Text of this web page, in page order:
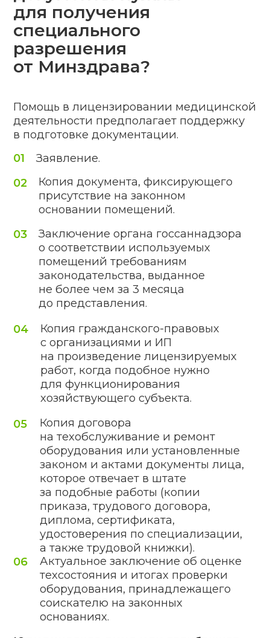
6
Направление пакета документов
в уполномоченный госорган
Почему стоит обращаться
к нам?
Сотрудничество исключительно по
Сопровождение всего процесса —
от первичной консультации
до получения специального
разрешения.
Разумная ценовая политика.
Наша компания – это весомая помощь
клиенту в лицензировании медицинской
деятельности:
Профильный опыт.
Оперативная реализация задач.
Получите консультацию
и коммерческое
предложение
+375